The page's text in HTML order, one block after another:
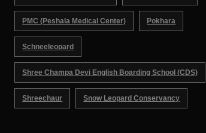
PMC (Peshala Medical Center) Pokhara
Schneeleopard
Shree Champa Devi English Boarding School (CDS)
Shreechaur Snow Leopard Conservancy